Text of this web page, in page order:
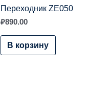
Переходник ZE050
₽890.00
В корзину